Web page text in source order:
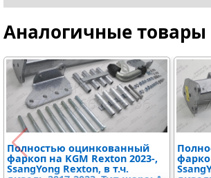
Аналогичные товары
Полностью оцинкованный
фаркоп на KGM Rexton 2023-,
SsangYong Rexton, в т.ч.